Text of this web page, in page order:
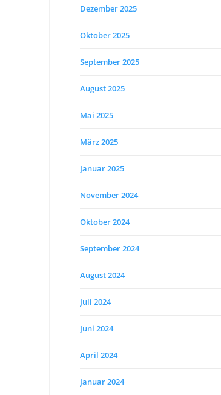
Dezember 2025
Oktober 2025
September 2025
August 2025
Mai 2025
März 2025
Januar 2025
November 2024
Oktober 2024
September 2024
August 2024
Juli 2024
Juni 2024
April 2024
Januar 2024